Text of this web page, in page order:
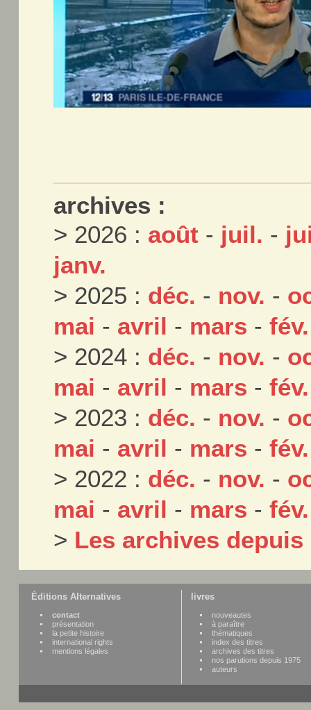
archives :
> 2026 : août - juil. -
janv.
> 2025 : déc. - nov. -
mai - avril - mars -fév.
> 2024 : déc. - nov. -
mai - avril - mars -fév.
> 2023 : déc. - nov. -
mai - avril - mars -fév.
> 2022 : déc. - nov. -
mai - avril - mars -fév.
> Les archives depuis
Éditions Alternatives
contact
présentation
la petite histoire
international rights
mentions légales
livres
nouveautes
à paraître
thématiques
index des titres
archives des titres
nos parutions depuis 1975
auteurs